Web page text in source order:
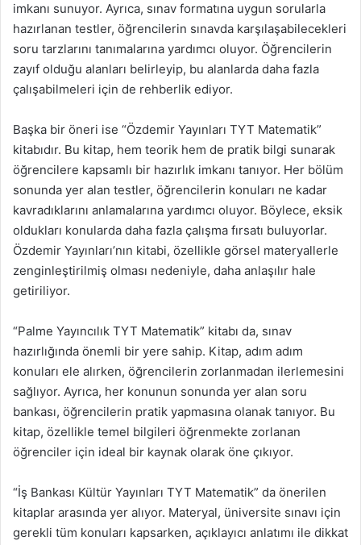
imkanı sunuyor. Ayrıca, sınav formatına uygun sorularla
hazırlanan testler, öğrencilerin sınavda karşılaşabilecekleri
soru tarzlarını tanımalarına yardımcı oluyor. Öğrencilerin
zayıf olduğu alanları belirleyip, bu alanlarda daha fazla
çalışabilmeleri için de rehberlik ediyor.
Başka bir öneri ise “Özdemir Yayınları TYT Matematik”
kitabıdır. Bu kitap, hem teorik hem de pratik bilgi sunarak
öğrencilere kapsamlı bir hazırlık imkanı tanıyor. Her bölüm
sonunda yer alan testler, öğrencilerin konuları ne kadar
kavradıklarını anlamalarına yardımcı oluyor. Böylece, eksik
oldukları konularda daha fazla çalışma fırsatı buluyorlar.
Özdemir Yayınları’nın kitabi, özellikle görsel materyallerle
zenginleştirilmiş olması nedeniyle, daha anlaşılır hale
getiriliyor.
“Palme Yayıncılık TYT Matematik” kitabı da, sınav
hazırlığında önemli bir yere sahip. Kitap, adım adım
konuları ele alırken, öğrencilerin zorlanmadan ilerlemesini
sağlıyor. Ayrıca, her konunun sonunda yer alan soru
bankası, öğrencilerin pratik yapmasına olanak tanıyor. Bu
kitap, özellikle temel bilgileri öğrenmekte zorlanan
öğrenciler için ideal bir kaynak olarak öne çıkıyor.
“İş Bankası Kültür Yayınları TYT Matematik” da önerilen
kitaplar arasında yer alıyor. Materyal, üniversite sınavı için
gerekli tüm konuları kapsarken, açıklayıcı anlatımı ile dikkat